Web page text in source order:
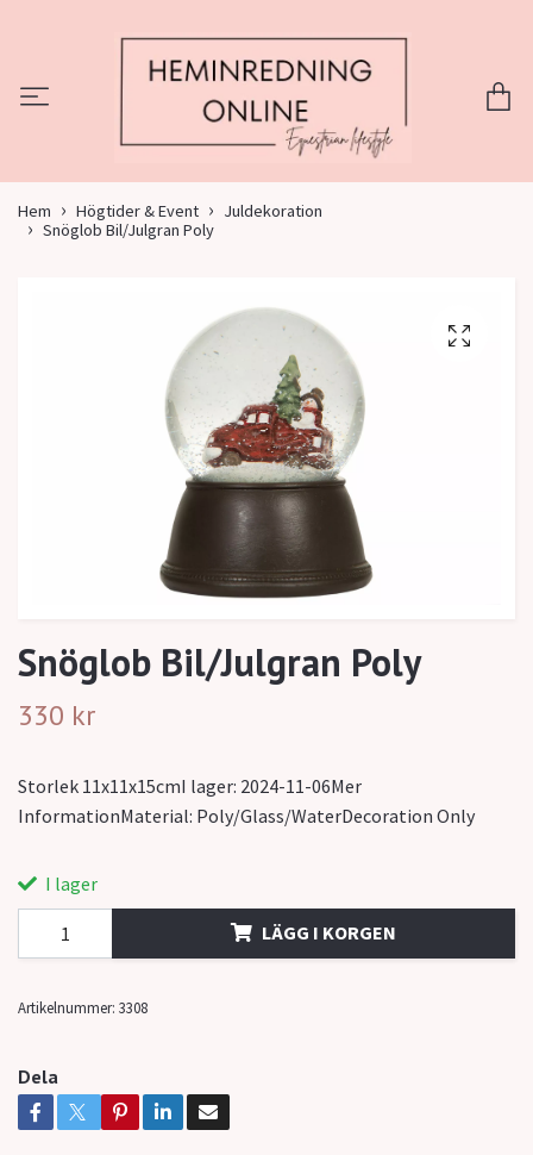
Hem Högtider & Event
Juldekoration
Snöglob Bil/Julgran Poly
Snöglob Bil/Julgran Poly
330 kr
Storlek 11x11x15cmI lager: 2024-11-06Mer
InformationMaterial: Poly/Glass/WaterDecoration Only
I lager
LÄGG I KORGEN
Artikelnummer: 3308
Dela